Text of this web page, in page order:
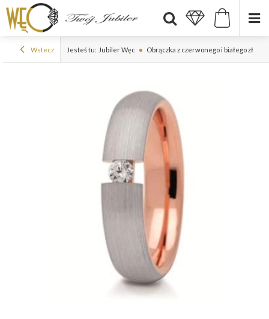
Wstecz Jesteś tu: Jubiler Węc Obrączka z czerwonego i białego złota